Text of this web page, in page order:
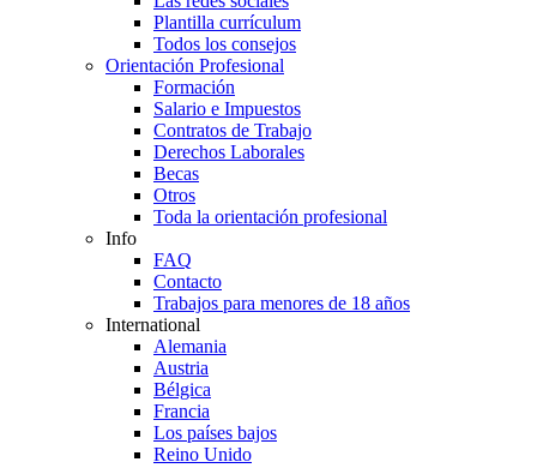
Plantilla currículum
Todos los consejos
Orientación Profesional
Formación
Salario e Impuestos
Contratos de Trabajo
Derechos Laborales
Becas
Otros
Toda la orientación profesional
Info
FAQ
Contacto
Trabajos para menores de 18 años
International
Alemania
Austria
Bélgica
Francia
Los países bajos
Reino Unido